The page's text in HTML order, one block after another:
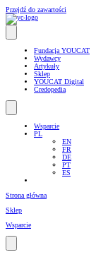
Przejdź do zawartości
Fundacja YOUCAT
Wydawcy
Artykuły
Sklep
YOUCAT Digital
Credopedia
Wsparcie
PL
EN
FR
DE
PT
ES
Strona główna
Sklep
Wsparcie